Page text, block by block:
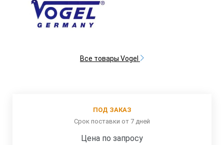
Все товары Vogel
ПОД ЗАКАЗ
Срок поставки от 7 дней
Цена по запросу